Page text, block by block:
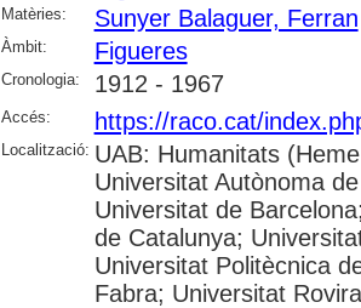
Matèries:
Sunyer Balaguer, Ferran
Àmbit: Figueres
Cronologia: 1912 - 1967
Accés: https://raco.cat/
Localització: UAB: Humanitats
Universitat Autònoma
Universitat de
de Catalunya;
Universitat Politècnica
Fabra; Universitat